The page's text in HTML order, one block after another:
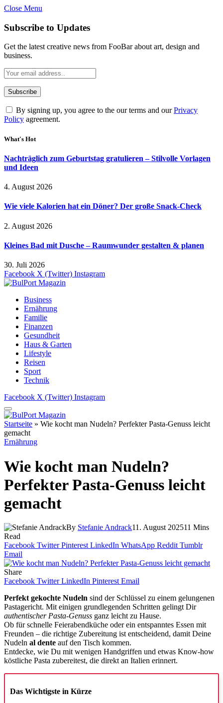
Close Menu
Subscribe to Updates
Get the latest creative news from FooBar about art, design and
business.
By signing up, you agree to the our terms and ourPrivacy
Policy agreement.
What's Hot
Nachträglich zum Geburtstag gratulieren – Stilvolle Vorlagen
und Ideen
4. August 2026
Wie viele Kalorien hat ein Döner? Der große Snack-Check
2. August 2026
Kleines Bad mit Dusche – Raumwunder gestalten & planen
30. Juli 2026
Facebook X (Twitter) Instagram
Business
Ernährung
Familie
Finanzen
Gesundheit
Haus & Garten
Lifestyle
Reisen
Sport
Technik
Facebook X (Twitter) Instagram
Startseite » Wie kocht man Nudeln? Perfekter Pasta-Genuss leicht
gemacht
Ernährung
Wie kocht man Nudeln?
Perfekter Pasta-Genuss leicht
gemacht
By Stefanie Andrack11. August 202511 Mins
Read
Facebook Twitter Pinterest LinkedIn WhatsApp Reddit Tumblr
Email
Share
Facebook Twitter LinkedIn Pinterest Email
Perfekt gekochte Nudeln sind der Schlüssel zu einem gelungenen
Pastagericht. Mit einigen grundlegenden Schritten gelingt Dir
authentischer Pasta-Genuss ganz leicht zu Hause.
Ob für schnelle Feierabendküche oder ein entspanntes Essen mit
Freunden – die richtige Zubereitung ist entscheidend, damit Deine
Nudeln al dente auf den Tisch kommen.
Entdecke, wie Du mit wenigen Handgriffen und etwas Know-how
köstliche Pasta zubereitest, die direkt an Italien erinnert.
Das Wichtigste in Kürze